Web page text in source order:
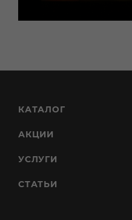
КАТАЛОГ
АКЦИИ
УСЛУГИ
СТАТЬИ